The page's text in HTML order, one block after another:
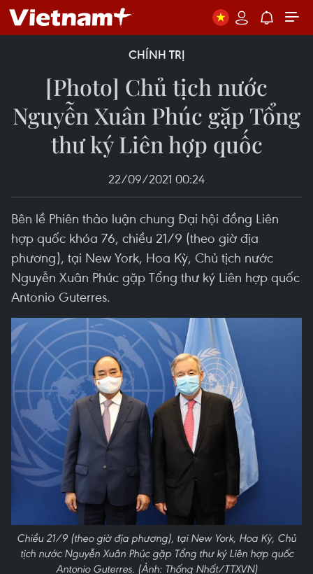
CHÍNH TRỊ
[Photo] Chủ tịch nước
Nguyễn Xuân Phúc gặp Tổng
thư ký Liên hợp quốc
22/09/2021 00:24
Bên lề Phiên thảo luận chung Đại hội đồng Liên
hợp quốc khóa 76, chiều 21/9 (theo giờ địa
phương), tại New York, Hoa Kỳ, Chủ tịch nước
Nguyễn Xuân Phúc gặp Tổng thư ký Liên hợp quốc
Antonio Guterres.
Chiều 21/9 (theo giờ địa phương), tại New York, Hoa Kỳ, Chủ
tịch nước Nguyễn Xuân Phúc gặp Tổng thư ký Liên hợp quốc
Antonio Guterres. (Ảnh: Thống Nhất/TTXVN)